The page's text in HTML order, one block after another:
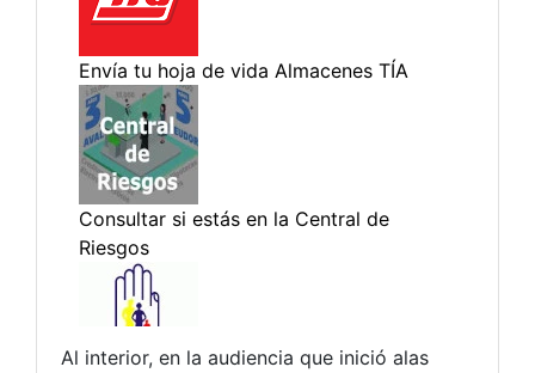
Al interior, en la audiencia que inició alas